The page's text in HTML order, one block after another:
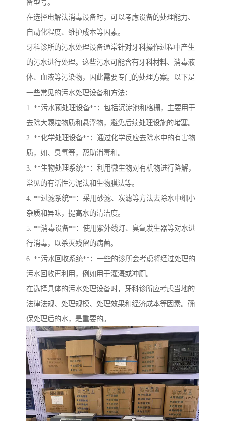
备型号。
在选择电解法消毒设备时，可以考虑设备的处理能力、
自动化程度、维护成本等因素。
牙科诊所的污水处理设备通常针对牙科操作过程中产生
的污水进行处理。这些污水可能含有牙科材料、消毒液
体、血液等污染物，因此需要专门的处理方案。以下是
一些常见的污水处理设备和方法：
1. **污水预处理设备**：包括沉淀池和格栅，主要用于
去除大颗粒物质和悬浮物，避免后续处理设施的堵塞。
2. **化学处理设备**：通过化学反应去除水中的有害物
质，如、臭氧等，帮助消毒和。
3. **生物处理系统**：利用微生物对有机物进行降解，
常见的有活性污泥法和生物膜法等。
4. **过滤系统**：采用砂滤、炭滤等方法去除水中细小
杂质和异味，提高水的清洁度。
5. **消毒设备**：使用紫外线灯、臭氧发生器等对水进
行消毒，以杀灭残留的病菌。
6. **污水回收系统**：一些的诊所会考虑将经过处理的
污水回收再利用，例如用于灌溉或冲厕。
在选择具体的污水处理设备时，牙科诊所应考虑当地的
法律法规、处理规模、处理效果和经济成本等因素。确
保处理后的水，是重要的。